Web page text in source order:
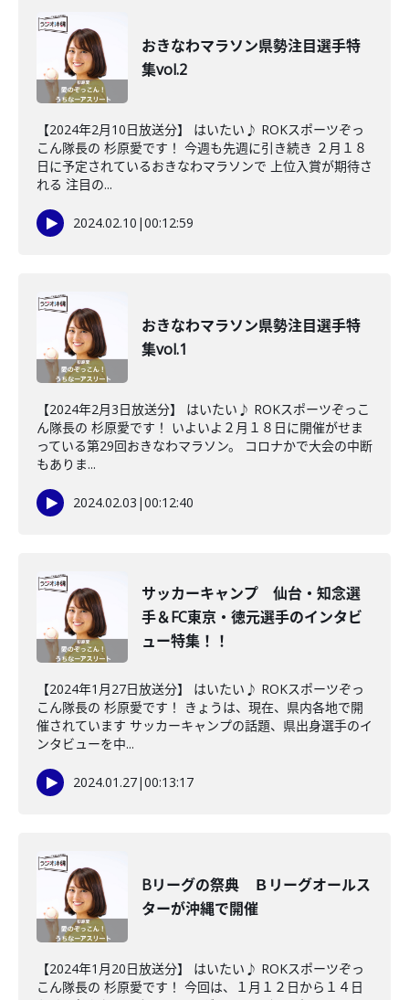
おきなわマラソン県勢注目選手特
集vol.2
【2024年2月10日放送分】 はいたい♪ ROKスポーツぞっ
こん隊長の 杉原愛です！ 今週も先週に引き続き ２月１８
日に予定されているおきなわマラソンで 上位入賞が期待さ
れる 注目の...
2024.02.10 |00:12:59
おきなわマラソン県勢注目選手特
集vol.1
【2024年2月3日放送分】 はいたい♪ ROKスポーツぞっこ
ん隊長の 杉原愛です！ いよいよ２月１８日に開催がせま
っている第29回おきなわマラソン。 コロナかで大会の中断
もありま...
2024.02.03 |00:12:40
サッカーキャンプ 仙台・知念選
手＆FC東京・徳元選手のインタビ
ュー特集！！
【2024年1月27日放送分】 はいたい♪ ROKスポーツぞっ
こん隊長の 杉原愛です！ きょうは、現在、県内各地で開
催されています サッカーキャンプの話題、県出身選手のイ
ンタビューを中...
2024.01.27|00:13:17
Bリーグの祭典 Ｂリーグオールス
ターが沖縄で開催
【2024年1月20日放送分】 はいたい♪ ROKスポーツぞっ
こん隊長の 杉原愛です！ 今回は、１月１２日から１４日